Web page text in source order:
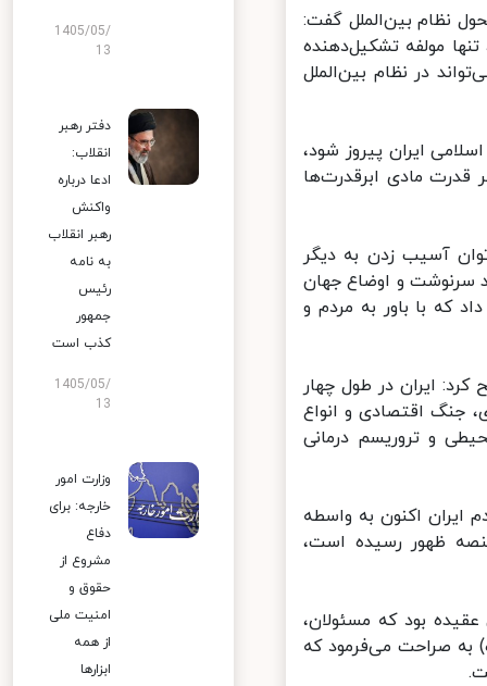
نظام بین‌الملل گفت:
مولفه‌ تشکیل‌دهنده
در نظام بین‌الملل
ایران پیروز شود،
مادی ابرقدرت‌ها
آسیب زدن به دیگر
سرنوشت و اوضاع جهان
که با باور به مردم و
ایران در طول چهار
اقتصادی و انواع
و تروریسم درمانی
ایران اکنون به واسطه
ظهور رسیده است،
بود که مسئولان،
صراحت می‌فرمود که
1405/05/
13
دفتر رهبر
انقلاب:
ادعا درباره
واکنش
رهبر انقلاب
به نامه
رئیس
جمهور
کذب است
1405/05/
13
وزارت امور
خارجه: برای
دفاع
مشروع از
حقوق و
امنیت ملی
از همه
ابزارها